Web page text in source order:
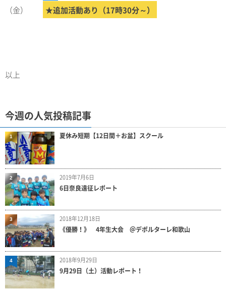
（金）
★追加活動あり（17時30分～）
以上
今週の人気投稿記事
夏休み短期【12日間＋お盆】スクール
1
2019年7月6日
6日奈良遠征レポート
2
2018年12月18日
《優勝！》 4年生大会 ＠デポルターレ和歌山
3
2018年9月29日
9月29日（土）活動レポート！
4